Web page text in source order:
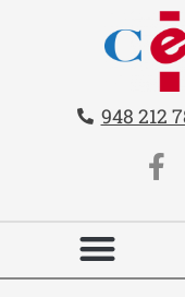
Contacto
Teléfono:
948 212
Redes sociales